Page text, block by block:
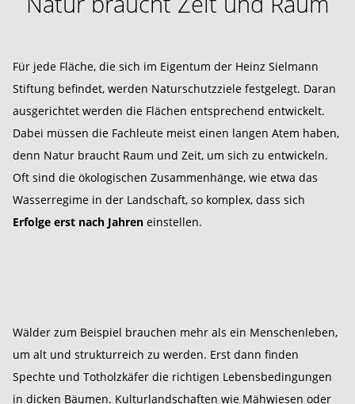
Für jede Fläche, die sich im Eigentum der Heinz Sielmann
Stiftung befindet, werden Naturschutzziele festgelegt. Daran
ausgerichtet werden die Flächen entsprechend entwickelt.
Dabei müssen die Fachleute meist einen langen Atem haben,
denn Natur braucht Raum und Zeit, um sich zu entwickeln.
Oft sind die ökologischen Zusammenhänge, wie etwa das
Wasserregime in der Landschaft, so komplex, dass sich
Erfolge erst nach Jahren einstellen.
Wälder zum Beispiel brauchen mehr als ein Menschenleben,
um alt und strukturreich zu werden. Erst dann finden
Spechte und Totholzkäfer die richtigen Lebensbedingungen
in dicken Bäumen. Kulturlandschaften wie Mähwiesen oder